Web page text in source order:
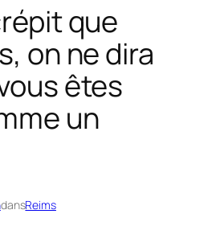
que
on ne dira
êtes
un
dansReims